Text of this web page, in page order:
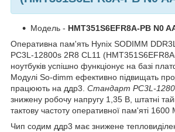
Модель - HMT351S6EFR8A-PB N0
Оперативна пам'ять Hynix SODIMM
PC3L-12800s 2R8 CL11
ноутбуків успішно функціонує на базі
Модулі So-dimm ефективно підвищать
працюють на ддр3. Стандарт PC3L-
знижену робочу напругу 1,35 В, штатні
тактову частоту оперативної пам'яті 1600
Чип содим ддр3 має знижене